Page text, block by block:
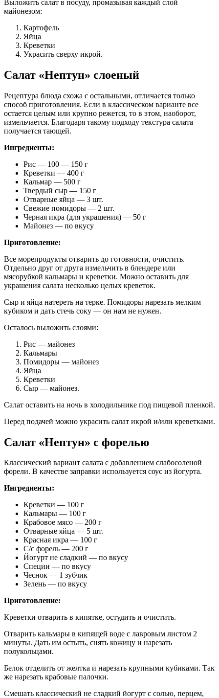
Выложить салат в посуду, промазывая каждый слой
майонезом:
Картофель
Яйца
Креветки
Украсить сверху икрой.
Салат «Нептун» слоеный
Рецептура блюда схожа с остальными, отличается только
способ приготовления. Если в классическом варианте все
остается целым или крупно режется, то в этом, наоборот,
измельчается. Благодаря такому подходу текстура салата
получается тающей.
Ингредиенты:
Рис — 100 — 150 г
Креветки — 400 г
Кальмар — 500 г
Твердый сыр — 150 г
Отварные яйца — 3 шт.
Свежие помидоры — 2 шт.
Черная икра (для украшения) — 50 г
Майонез — по вкусу
Приготовление:
Все морепродукты отварить до готовности, очистить.
Отдельно друг от друга измельчить в блендере или
мясорубкой кальмары и креветки. Можно оставить для
украшения салата несколько целых креветок.
Сыр и яйца натереть на терке. Помидоры нарезать мелким
кубиком и дать стечь соку — он нам не нужен.
Осталось выложить слоями:
Рис — майонез
Кальмары
Помидоры — майонез
Яйца
Креветки
Сыр — майонез.
Салат оставить на ночь в холодильнике под пищевой пленкой.
Перед подачей можно украсить салат икрой и/или креветками.
Салат «Нептун» с форелью
Классический вариант салата с добавлением слабосоленой
форели. В качестве заправки используется соус из йогурта.
Ингредиенты:
Креветки — 100 г
Кальмары — 100 г
Крабовое мясо — 200 г
Отварные яйца — 5 шт.
Красная икра — 100 г
С/с форель — 200 г
Йогурт не сладкий — по вкусу
Специи — по вкусу
Чеснок — 1 зубчик
Зелень — по вкусу
Приготовление:
Креветки отварить в кипятке, остудить и очистить.
Отварить кальмары в кипящей воде с лавровым листом 2
минуты. Дать им остыть, снять кожицу и нарезать
полукольцами.
Белок отделить от желтка и нарезать крупными кубиками. Так
же нарезать крабовые палочки.
Смешать классический не сладкий йогурт с солью, перцем,